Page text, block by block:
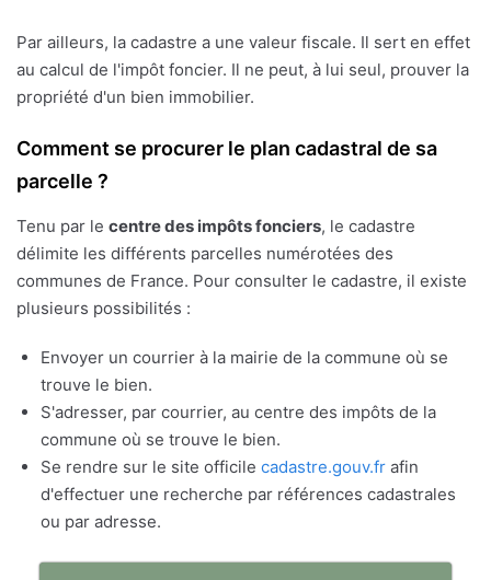
Par ailleurs, la cadastre a une valeur fiscale. Il sert en effet
au calcul de l'impôt foncier. Il ne peut, à lui seul, prouver la
propriété d'un bien immobilier.
Comment se procurer le plan cadastral de sa
parcelle ?
Tenu par le centre des impôts fonciers, le cadastre
délimite les différents parcelles numérotées des
communes de France. Pour consulter le cadastre, il existe
plusieurs possibilités :
Envoyer un courrier à la mairie de la commune où se
trouve le bien.
S'adresser, par courrier, au centre des impôts de la
commune où se trouve le bien.
Se rendre sur le site officile cadastre.gouv.fr afin
d'effectuer une recherche par références cadastrales
ou par adresse.